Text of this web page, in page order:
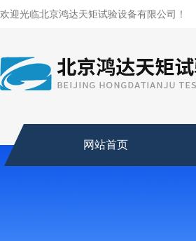
欢迎光临北京鸿达天矩试验设备有限公司！
网站首页